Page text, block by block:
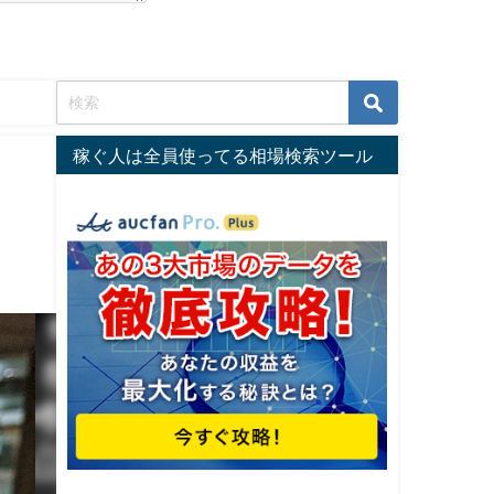
稼ぐ人は全員使ってる相場検索ツール